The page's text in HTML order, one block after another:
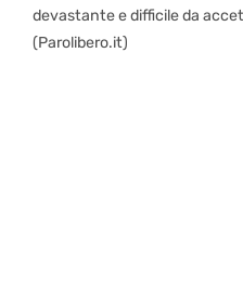
devastante e difficile da
(Parolibero.it)